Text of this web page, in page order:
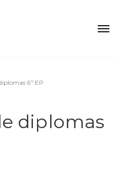
6º EP
diplomas